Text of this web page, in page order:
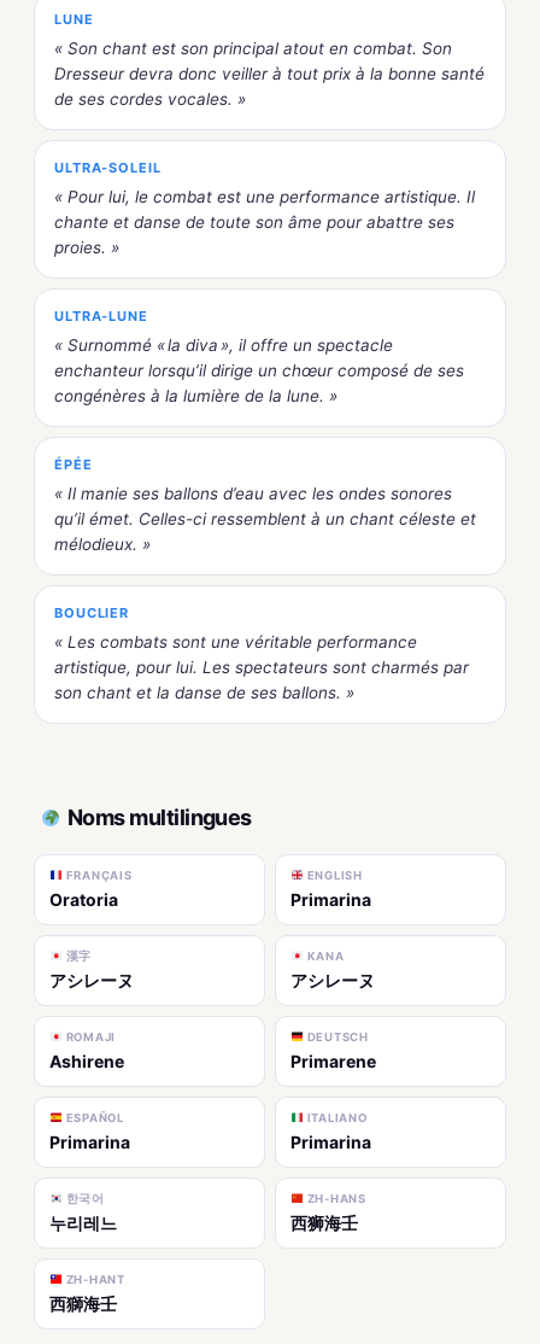
LUNE
« Son chant est son principal atout en combat. Son
Dresseur devra donc veiller à tout prix à la bonne santé
de ses cordes vocales. »
ULTRA-SOLEIL
« Pour lui, le combat est une performance artistique. Il
chante et danse de toute son âme pour abattre ses
proies. »
ULTRA-LUNE
« Surnommé « la diva », il offre un spectacle
enchanteur lorsqu’il dirige un chœur composé de ses
congénères à la lumière de la lune. »
ÉPÉE
« Il manie ses ballons d’eau avec les ondes sonores
qu’il émet. Celles-ci ressemblent à un chant céleste et
mélodieux. »
BOUCLIER
« Les combats sont une véritable performance
artistique, pour lui. Les spectateurs sont charmés par
son chant et la danse de ses ballons. »
Noms multilingues
FRANÇAIS
Oratoria
ENGLISH
Primarina
漢字
アシレーヌ
KANA
アシレーヌ
ROMAJI
Ashirene
DEUTSCH
Primarene
ESPAÑOL
Primarina
ITALIANO
Primarina
한국어
누리레느
ZH-HANS
西狮海壬
ZH-HANT
西獅海壬